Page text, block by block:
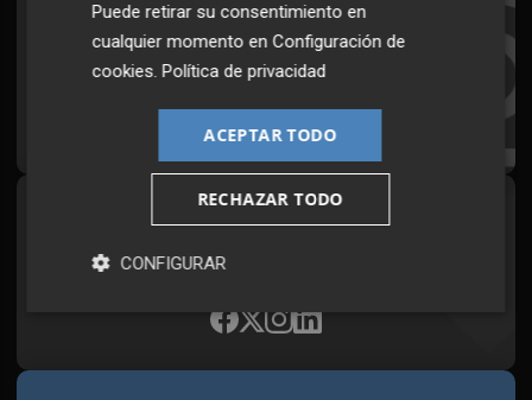
Suscríbete al Boletín
Todos los días a primera hora en tu email
Síguenos en redes
Plaza Podcast, desde cualquier medio
Puede retirar su consentimiento en
cualquier momento enConfiguración de
cookies.Política de privacidad
ACEPTAR TODO
RECHAZAR TODO
CONFIGURAR